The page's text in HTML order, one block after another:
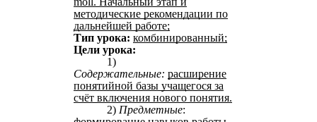
методические рекомендации по
дальнейшей работе;
Тип урока: комбинированный;
Цели урока:
1)
Содержательные: расширение
понятийной базы учащегося за
счёт включения нового понятия.
2) Предметные: